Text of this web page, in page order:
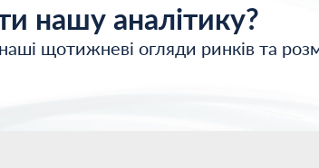
нашу аналітику?
щотижневі огляди ринків та